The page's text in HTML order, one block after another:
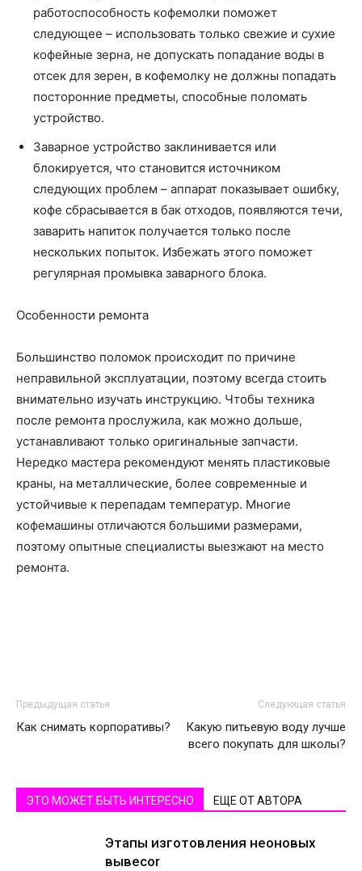
работоспособность кофемолки поможет
следующее – использовать только свежие и сухие
кофейные зерна, не допускать попадание воды в
отсек для зерен, в кофемолку не должны попадать
посторонние предметы, способные поломать
устройство.
Заварное устройство заклинивается или
блокируется, что становится источником
следующих проблем – аппарат показывает ошибку,
кофе сбрасывается в бак отходов, появляются течи,
заварить напиток получается только после
нескольких попыток. Избежать этого поможет
регулярная промывка заварного блока.
Особенности ремонта
Большинство поломок происходит по причине
неправильной эксплуатации, поэтому всегда стоить
внимательно изучать инструкцию. Чтобы техника
после ремонта прослужила, как можно дольше,
устанавливают только оригинальные запчасти.
Нередко мастера рекомендуют менять пластиковые
краны, на металлические, более современные и
устойчивые к перепадам температур. Многие
кофемашины отличаются большими размерами,
поэтому опытные специалисты выезжают на место
ремонта.
Предыдущая статья
Как снимать корпоративы?
Следующая статья
Какую питьевую воду лучше
всего покупать для школы?
ЭТО МОЖЕТ БЫТЬ ИНТЕРЕСНО ЕЩЕ ОТ АВТОРА
Этапы изготовления неоновых
вывесоr